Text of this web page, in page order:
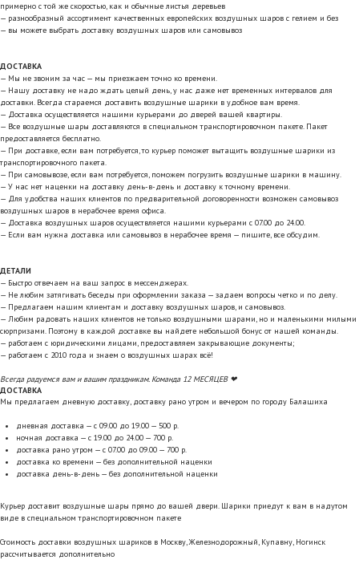
примерно с той же скоростью, как и обычные листья деревьев
— разнообразный ассортимент качественных европейских воздушных шаров с гелием и без
— вы можете выбрать доставку воздушных шаров или самовывоз
ДОСТАВКА
— Мы не звоним за час — мы приезжаем точно ко времени.
— Нашу доставку не надо ждать целый день, у нас даже нет временных интервалов для
доставки. Всегда стараемся доставить воздушные шарики в удобное вам время.
— Доставка осуществляется нашими курьерами до дверей вашей квартиры.
— Все воздушные шары доставляются в специальном транспортировочном пакете. Пакет
предоставляется бесплатно.
— При доставке, если вам потребуется, то курьер поможет вытащить воздушные шарики из
транспортировочного пакета.
— При самовывозе, если вам потребуется, поможем погрузить воздушные шарики в машину.
— У нас нет наценки на доставку день-в-день и доставку к точному времени.
— Для удобства наших клиентов по предварительной договоренности возможен самовывоз
воздушных шаров в нерабочее время офиса.
— Доставка воздушных шаров осуществляется нашими курьерами с 07.00 до 24.00.
— Если вам нужна доставка или самовывоз в нерабочее время — пишите, все обсудим.
ДЕТАЛИ
— Быстро отвечаем на ваш запрос в мессенджерах.
— Не любим затягивать беседы при оформлении заказа — задаем вопросы четко и по делу.
— Предлагаем нашим клиентам и доставку воздушных шаров, и самовывоз.
— Любим радовать наших клиентов не только воздушными шарами, но и маленькими милыми
сюрпризами. Поэтому в каждой доставке вы найдете небольшой бонус от нашей команды.
— работаем с юридическими лицами, предоставляем закрывающие документы;
— работаем с 2010 года и знаем о воздушных шарах всё!
Всегда радуемся вам и вашим праздникам. Команда 12 МЕСЯЦЕВ ❤
ДОСТАВКА
Мы предлагаем дневную доставку, доставку рано утром и вечером по городу Балашиха
дневная доставка — с 09.00 до 19.00 — 500 р.
ночная доставка — с 19.00 до 24.00 — 700 р.
доставка рано утром — с 07.00 до 09.00 — 700 р.
доставка ко времени — без дополнительной наценки
доставка день-в-день — без дополнительной наценки
Курьер доставит воздушные шары прямо до вашей двери. Шарики приедут к вам в надутом
виде в специальном транспортировочном пакете
Стоимость доставки воздушных шариков в Москву, Железнодорожный, Купавну, Ногинск
рассчитывается дополнительно